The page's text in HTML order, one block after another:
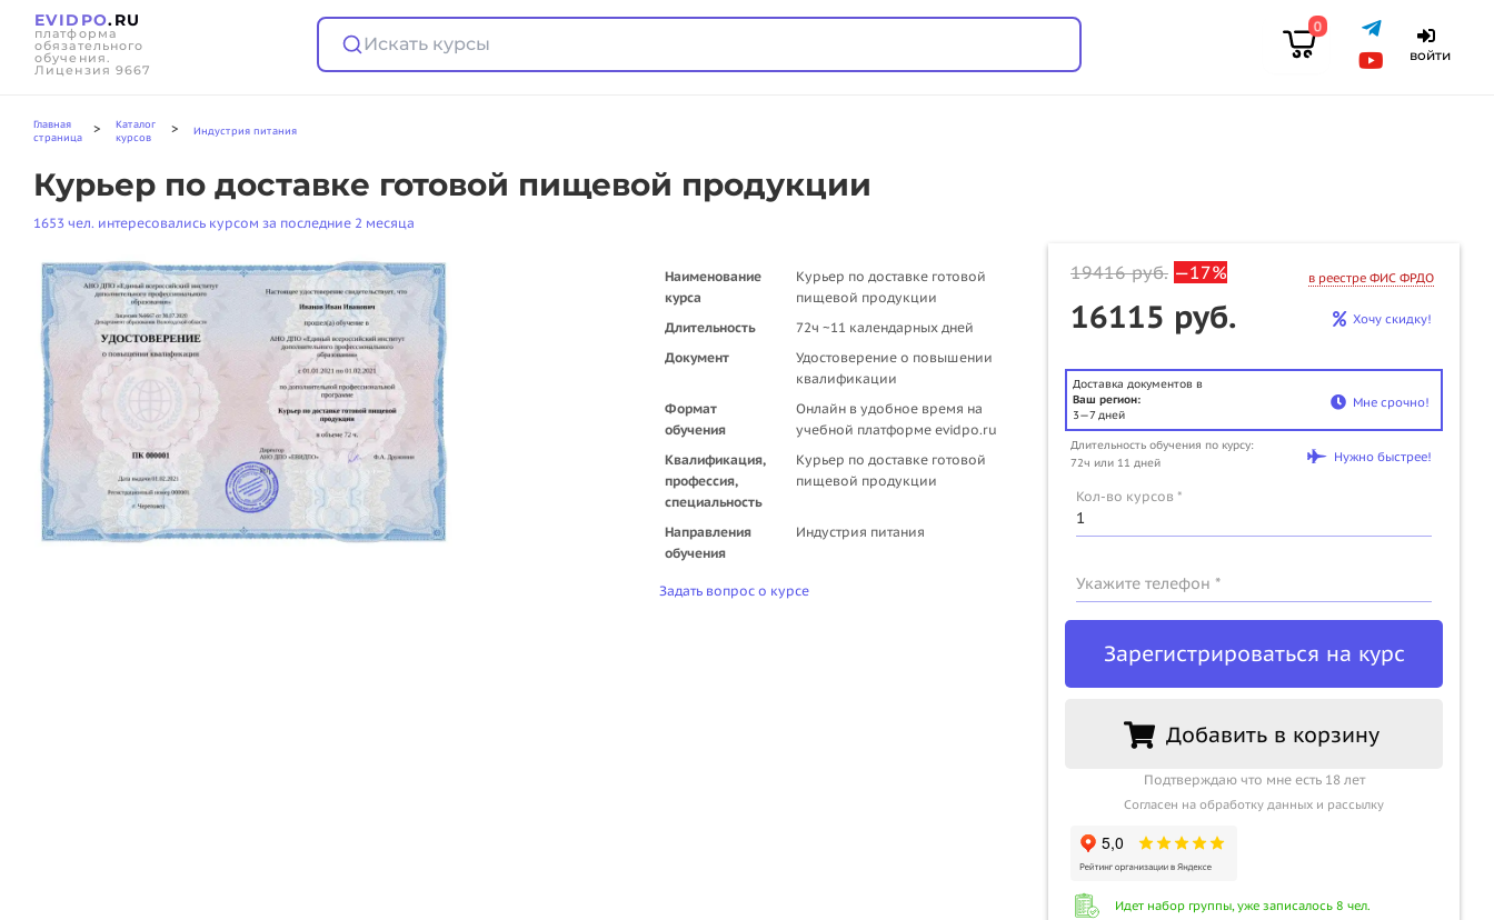
EVIDPO.RU
платформа
обязательного
обучения.
Лицензия 9667
Искать курсы
0
войти
Главная
страница
>
Каталог
курсов
> Индустрия питания
Курьер по доставке готовой пищевой продукции
1653 чел. интересовались курсом за последние 2 месяца
Наименование
курса
Курьер по доставке готовой
пищевой продукции
Длительность
72ч ~11 календарных дней
Документ
Удостоверение о повышении
квалификации
Формат
обучения
Онлайн в удобное время на
учебной платформе evidpo.ru
Квалификация,
профессия,
специальность
Курьер по доставке готовой
пищевой продукции
Направления
обучения
Индустрия питания
Задать вопрос о курсе
19416руб. —17% в реестре ФИС ФРДО
16115 руб. Хочу скидку!
Доставка документов в
Ваш регион:
3—7 дней
Мне срочно!
Длительность обучения по курсу:
72ч или 11 дней
Нужно быстрее!
Кол-во курсов *
Укажите телефон *
Зарегистрироваться на курс
Добавить в корзину
Подтверждаю что мне есть 18 лет
Согласен на обработку данных и рассылку
Идет набор группы, уже записалось 8 чел.